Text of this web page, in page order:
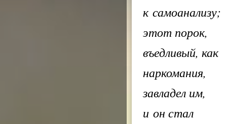
к самоанализу;
этот порок,
въедливый, как
наркомания,
завладел им,
и он стал